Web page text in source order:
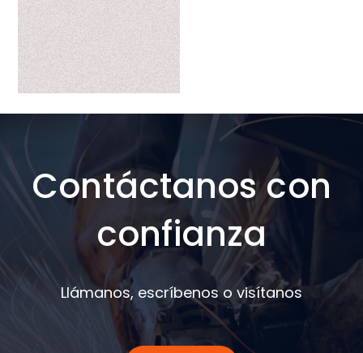
Contáctanos con
confianza
Llámanos, escríbenos o visítanos